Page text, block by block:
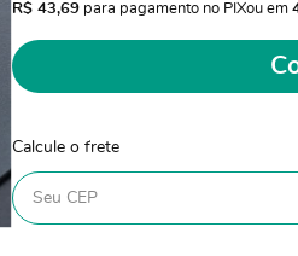
R$ 43,69 para pagamento no PIXou em
Calcule o frete